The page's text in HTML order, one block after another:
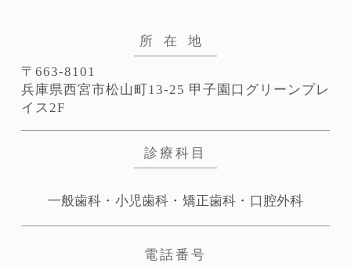
所在地
〒663-8101
兵庫県⻄宮市松山町13-25 甲子園口グリーンプレ
イス2F
診療科目
一般歯科・小児歯科・矯正歯科・口腔外科
電話番号